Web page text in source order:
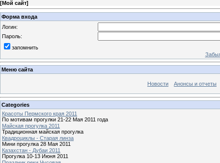
[Мой сайт]
Форма входа
Логин:
Пароль:
запомнить
Меню сайта
Новости Анонсы и отчеты
Categories
Красоты Пермского края 2011
По мотивам прогулки 21-22 Мая 2011 года
Майская прогулка 2011
Традиционная майская прогулка
Квадроциклы - Старая линза
Мини прогулка 28 Мая 2011
Казахстан - Дубаи 2011
Прогулка 10-13 Июня 2011